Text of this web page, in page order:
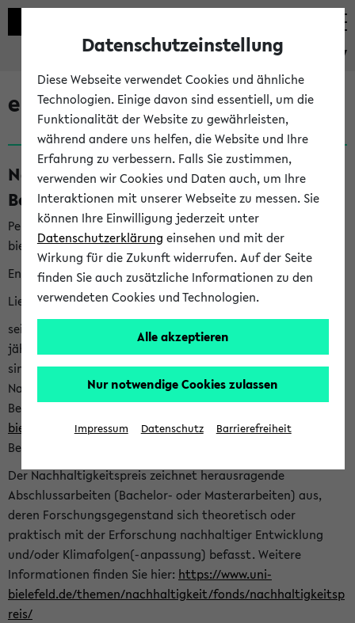
eKVV
eKVV News
Nachhaltigkeitspreis 2026:
Bewerbungsphase gestartet (06.08.26)
Per E-Mail eingestellt von nachhaltigkeitsbuero@uni-
bielefeld.de an den Verteiler 'Alle Studierenden':
English version below
Liebe Studierende,
seit 2023 verleiht das Rektorat der Universität Bielefeld
jährlich den Nachhaltigkeitspreis für Abschlussarbeiten. Sie
sind herzlich eingeladen sich mit Ihrer Abschlussarbeit beim
Nachhaltigkeitsbüro zu bewerben. Bitte nutzen Sie für Ihre
Bewerbung dieses Formular<https://formulare.uni-
bielefeld.de/frontend-server/form/provide/913/>. Die
Bewerbungsfrist endet am 30.09.2026.
Der Nachhaltigkeitspreis zeichnet herausragende
Abschlussarbeiten (Bachelor- oder Masterarbeiten) aus,
deren Forschungsgegenstand sich theoretisch oder
praktisch mit der Erforschung nachhaltiger Entwicklung
und/oder Klimafolgen(-anpassung) befasst. Weitere
Informationen finden Sie hier: https://www.uni-
bielefeld.de/themen/nachhaltigkeit/fonds/nachhaltigkeitsp
reis/
Datenschutzeinstellung
Diese Webseite verwendet Cookies und ähnliche
Technologien. Einige davon sind essentiell, um die
Funktionalität der Website zu gewährleisten,
während andere uns helfen, die Website und Ihre
Erfahrung zu verbessern. Falls Sie zustimmen,
verwenden wir Cookies und Daten auch, um Ihre
Interaktionen mit unserer Webseite zu messen. Sie
können Ihre Einwilligung jederzeit unter
Datenschutzerklärung einsehen und mit der
Wirkung für die Zukunft widerrufen. Auf der Seite
finden Sie auch zusätzliche Informationen zu den
verwendeten Cookies und Technologien.
Alle akzeptieren
Nur notwendige Cookies zulassen
Impressum Datenschutz Barrierefreiheit